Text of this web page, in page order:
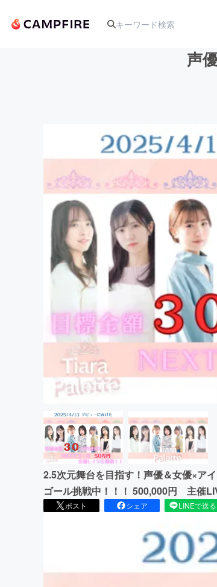
アート・写真
テクノロジー・ガジェット
映像・映画
ビジネス・起業
まちづくり・地域活性化
声
2.5次元舞台を目指す！声優＆女優×ア
ゴール挑戦中！！！ 500,000円 主催
ポスト シェア LINEで送る